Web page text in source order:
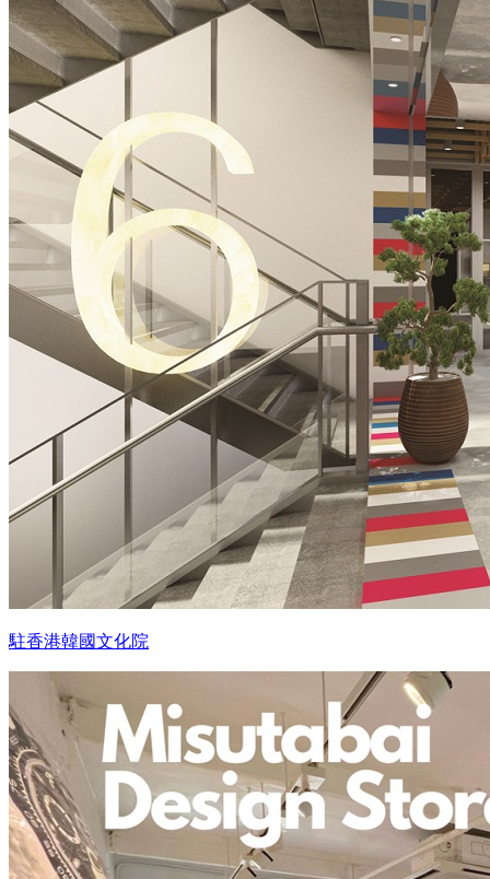
駐香港韓國文化院